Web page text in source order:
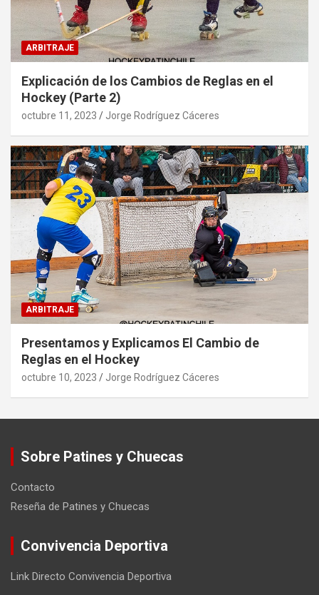
ARBITRAJE
Explicación de los Cambios de Reglas en el
Hockey (Parte 2)
octubre 11, 2023 Jorge Rodríguez Cáceres
ARBITRAJE
Presentamos y Explicamos El Cambio de
Reglas en el Hockey
octubre 10, 2023 Jorge Rodríguez Cáceres
Sobre Patines y Chuecas
Contacto
Reseña de Patines y Chuecas
Convivencia Deportiva
Link Directo Convivencia Deportiva